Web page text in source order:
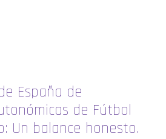
España de
de Fútbol
Un balance honesto.